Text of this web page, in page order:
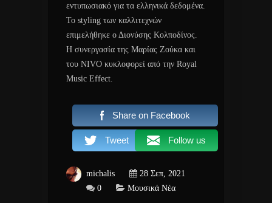
εντυπωσιακό για τα ελληνικά δεδομένα.
Το styling των καλλιτεχνών
επιμελήθηκε ο Διονύσης Κολποδίνος.
Η συνεργασία της Μαρίας Ζούκα και
του NIVO κυκλοφορεί από την Royal
Music Effect.
Share on Facebook
Tweet Follow us
michalis
28 Σεπ, 2021
0
Μουσικά Νέα